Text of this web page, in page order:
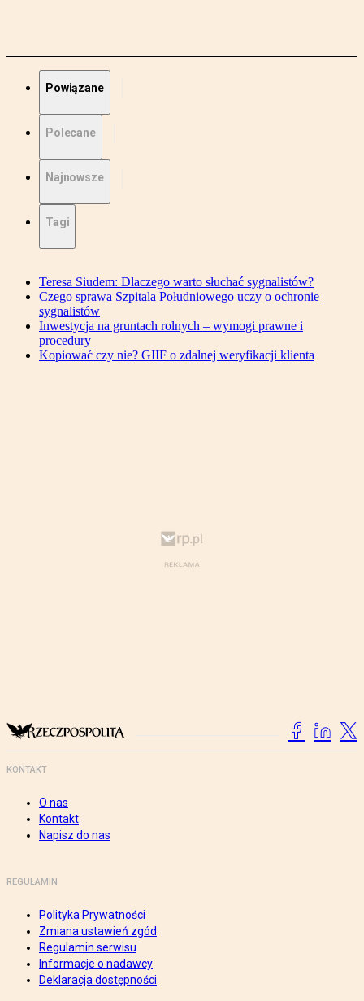
Powiązane
Polecane
Najnowsze
Tagi
Teresa Siudem: Dlaczego warto słuchać sygnalistów?
Czego sprawa Szpitala Południowego uczy o ochronie
sygnalistów
Inwestycja na gruntach rolnych – wymogi prawne i
procedury
Kopiować czy nie? GIIF o zdalnej weryfikacji klienta
KONTAKT
O nas
Kontakt
Napisz do nas
REGULAMIN
Polityka Prywatności
Zmiana ustawień zgód
Regulamin serwisu
Informacje o nadawcy
Deklaracja dostępności